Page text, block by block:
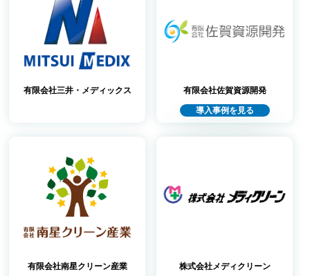
有限会社三井・メディックス 有限会社佐賀資源開発
導入事例を見る
有限会社南星クリーン産業 株式会社メディクリーン